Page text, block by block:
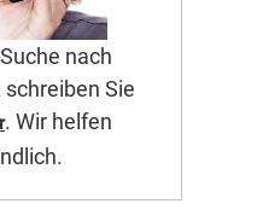
nach
Sie
. Wir helfen